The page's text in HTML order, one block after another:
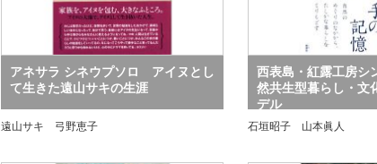
アネサラ シネウプソロ アイヌとし
て生きた遠山サキの生涯
遠山サキ 弓野恵子
西表島・紅露工房
然共生型暮らし・文
デル
石垣昭子 山本眞人